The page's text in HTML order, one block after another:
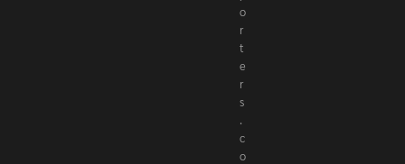
o
r
t
e
r
s
.
c
o